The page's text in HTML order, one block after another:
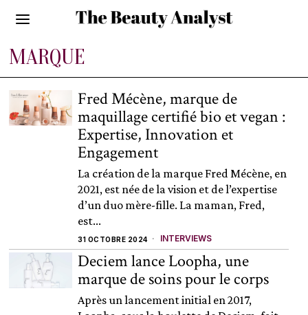
MARQUE
Fred Mécène, marque de
maquillage certifié bio et vegan :
Expertise, Innovation et
Engagement
La création de la marque Fred Mécène, en
2021, est née de la vision et de l’expertise
d’un duo mère-fille. La maman, Fred,
est...
31 OCTOBRE 2024 INTERVIEWS
Deciem lance Loopha, une
marque de soins pour le corps
Après un lancement initial en 2017,